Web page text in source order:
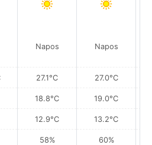
Napos
27.1°C
18.8°C
12.9°C
58%
Napos
27.0°C
19.0°C
13.2°C
60%